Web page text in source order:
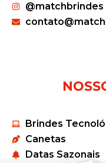
@matchbrindes
Brindes
Canetas
Datas Sazonais